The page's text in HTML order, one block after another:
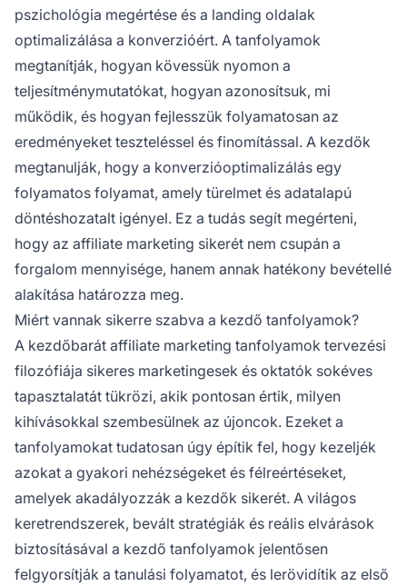
pszichológia megértése és a landing oldalak
optimalizálása a konverzióért. A tanfolyamok
megtanítják, hogyan kövessük nyomon a
teljesítménymutatókat, hogyan azonosítsuk, mi
működik, és hogyan fejlesszük folyamatosan az
eredményeket teszteléssel és finomítással. A kezdők
megtanulják, hogy a konverzióoptimalizálás egy
folyamatos folyamat, amely türelmet és adatalapú
döntéshozatalt igényel. Ez a tudás segít megérteni,
hogy az affiliate marketing sikerét nem csupán a
forgalom mennyisége, hanem annak hatékony bevétellé
alakítása határozza meg.
Miért vannak sikerre szabva a kezdő tanfolyamok?
A kezdőbarát affiliate marketing tanfolyamok tervezési
filozófiája sikeres marketingesek és oktatók sokéves
tapasztalatát tükrözi, akik pontosan értik, milyen
kihívásokkal szembesülnek az újoncok. Ezeket a
tanfolyamokat tudatosan úgy építik fel, hogy kezeljék
azokat a gyakori nehézségeket és félreértéseket,
amelyek akadályozzák a kezdők sikerét. A világos
keretrendszerek, bevált stratégiák és reális elvárások
biztosításával a kezdő tanfolyamok jelentősen
felgyorsítják a tanulási folyamatot, és lerövidítik az első